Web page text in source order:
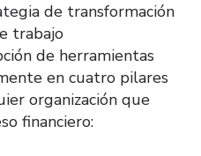
de transformación
trabajo
de herramientas
en cuatro pilares
organización que
financiero: